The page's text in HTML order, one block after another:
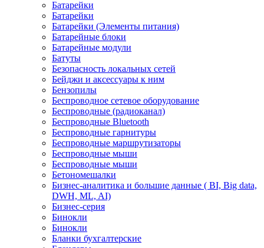
Батарейки
Батарейки
Батарейки (Элементы питания)
Батарейные блоки
Батарейные модули
Батуты
Безопасность локальных сетей
Бейджи и аксесcуары к ним
Бензопилы
Беспроводное сетевое оборудование
Беспроводные (радиоканал)
Беспроводные Bluetooth
Беспроводные гарнитуры
Беспроводные маршрутизаторы
Беспроводные мыши
Беспроводные мыши
Бетономешалки
Бизнес-аналитика и большие данные ( BI, Big data,
DWH, ML, AI)
Бизнес-серия
Бинокли
Бинокли
Бланки бухгалтерские